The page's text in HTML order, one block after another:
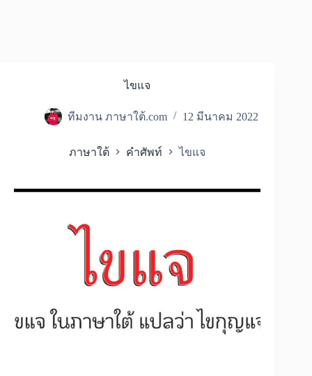
ไขแจ
ทีมงาน ภาษาใต้.com 12 มีนาคม 2022
ภาษาใต้ คำศัพท์ ไขแจ